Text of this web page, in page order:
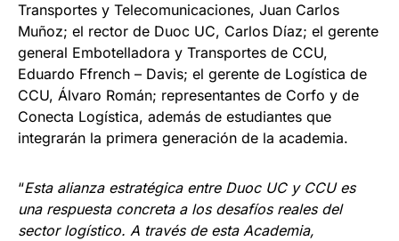
Transportes y Telecomunicaciones, Juan Carlos
Muñoz; el rector de Duoc UC, Carlos Díaz; el gerente
general Embotelladora y Transportes de CCU,
Eduardo Ffrench – Davis; el gerente de Logística de
CCU, Álvaro Román; representantes de Corfo y de
Conecta Logística, además de estudiantes que
integrarán la primera generación de la academia.
“Esta alianza estratégica entre Duoc UC y CCU es
una respuesta concreta a los desafíos reales del
sector logístico. A través de esta Academia,